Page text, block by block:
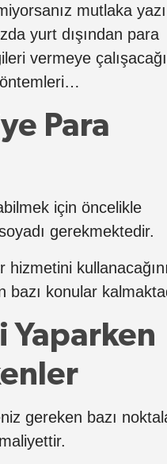
mutlaka
yurt dışından para
vermeye
Para
için öncelikle
gerekmektedir.
konular
Yaparken
gereken bazı